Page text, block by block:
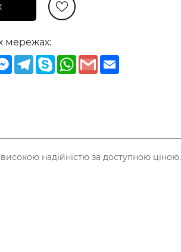
мережах:
Messenger
Telegram
SkypeWhatsApp
Gmail
високою надійністю за доступною ціною.